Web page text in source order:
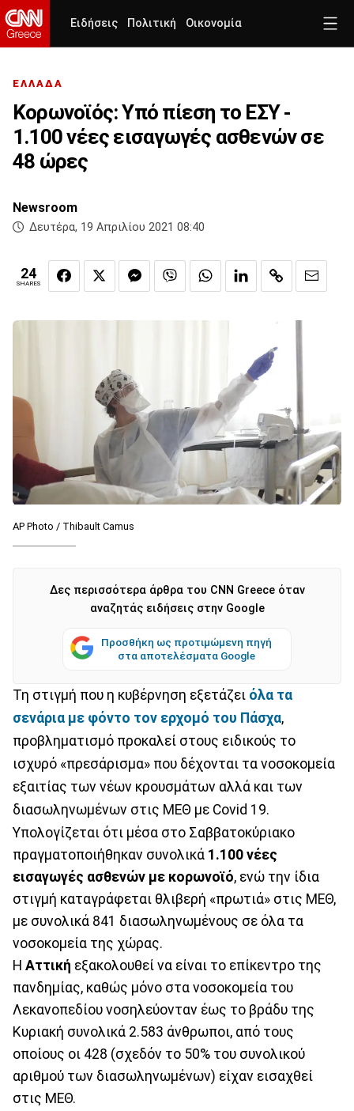
Ειδήσεις Πολιτική Οικονομία
ΕΛΛΑΔΑ
Κορωνοϊός: Υπό πίεση το ΕΣΥ -
1.100 νέες εισαγωγές ασθενών σε
48 ώρες
Newsroom
Δευτέρα, 19 Απριλίου 2021 08:40
24
SHARES
AP Photo / Thibault Camus
Δες περισσότερα άρθρα του CNN Greece όταν
αναζητάς ειδήσεις στην Google
Προσθήκη ως προτιμώμενη πηγή
στα αποτελέσματα Google
Τη στιγμή που η κυβέρνηση εξετάζει όλα τα
σενάρια με φόντο τον ερχομό του Πάσχα,
προβληματισμό προκαλεί στους ειδικούς το
ισχυρό «πρεσάρισμα» που δέχονται τα νοσοκομεία
εξαιτίας των νέων κρουσμάτων αλλά και των
διασωληνωμένων στις ΜΕΘ με Covid 19.
Υπολογίζεται ότι μέσα στο Σαββατοκύριακο
πραγματοποιήθηκαν συνολικά 1.100 νέες
εισαγωγές ασθενών με κορωνοϊό, ενώ την ίδια
στιγμή καταγράφεται θλιβερή «πρωτιά» στις ΜΕΘ,
με συνολικά 841 διασωληνωμένους σε όλα τα
νοσοκομεία της χώρας.
Η Αττική εξακολουθεί να είναι το επίκεντρο της
πανδημίας, καθώς μόνο στα νοσοκομεία του
Λεκανοπεδίου νοσηλεύονταν έως το βράδυ της
Κυριακή συνολικά 2.583 άνθρωποι, από τους
οποίους οι 428 (σχεδόν το 50% του συνολικού
αριθμού των διασωληνωμένων) είχαν εισαχθεί
στις ΜΕΘ.